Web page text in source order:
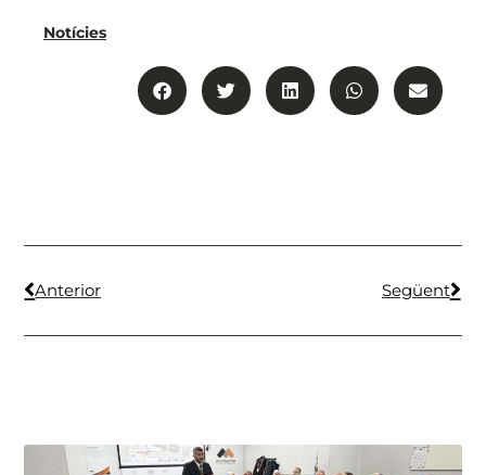
Notícies
Anterior Següent